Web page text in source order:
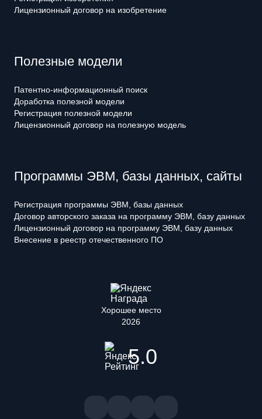
Лицензионный договор на изобретение
Полезные модели
Патентно-информационный поиск
Доработка полезной модели
Регистрация полезной модели
Лицензионный договор на полезную модель
Программы ЭВМ, базы данных, сайты
Регистрация программы ЭВМ, базы данных
Договор авторского заказа на программу ЭВМ, базу данных
Лицензионный договор на программу ЭВМ, базу данных
Внесение в реестр отечественного ПО
Хорошее место
2026
5.0